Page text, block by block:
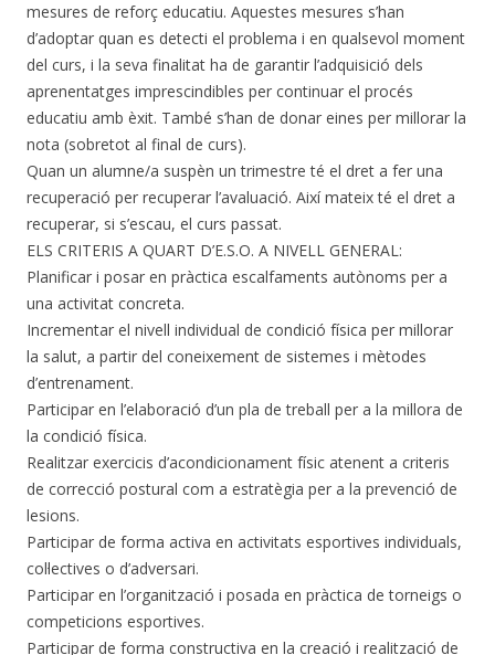
mesures de reforç educatiu. Aquestes mesures s’han
d’adoptar quan es detecti el problema i en qualsevol moment
del curs, i la seva finalitat ha de garantir l’adquisició dels
aprenentatges imprescindibles per continuar el procés
educatiu amb èxit. També s’han de donar eines per millorar la
nota (sobretot al final de curs).
Quan un alumne/a suspèn un trimestre té el dret a fer una
recuperació per recuperar l’avaluació. Així mateix té el dret a
recuperar, si s’escau, el curs passat.
ELS CRITERIS A QUART D’E.S.O. A NIVELL GENERAL:
Planificar i posar en pràctica escalfaments autònoms per a
una activitat concreta.
Incrementar el nivell individual de condició física per millorar
la salut, a partir del coneixement de sistemes i mètodes
d’entrenament.
Participar en l’elaboració d’un pla de treball per a la millora de
la condició física.
Realitzar exercicis d’acondicionament físic atenent a criteris
de correcció postural com a estratègia per a la prevenció de
lesions.
Participar de forma activa en activitats esportives individuals,
col·lectives o d’adversari.
Participar en l’organització i posada en pràctica de torneigs o
competicions esportives.
Participar de forma constructiva en la creació i realització de